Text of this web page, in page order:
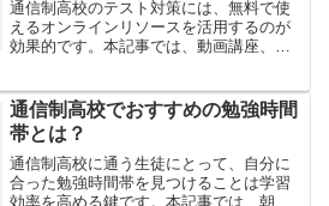
通信制高校のテスト対策には、無料で使
えるオンラインリソースを活用するのが
効果的です。本記事では、動画講座、問
す。
通信制高校でおすすめの勉強時間
帯とは？
通信制高校に通う生徒にとって、自分に
合った勉強時間帯を見つけることは学習
効率を高める鍵です。本記事では、朝・